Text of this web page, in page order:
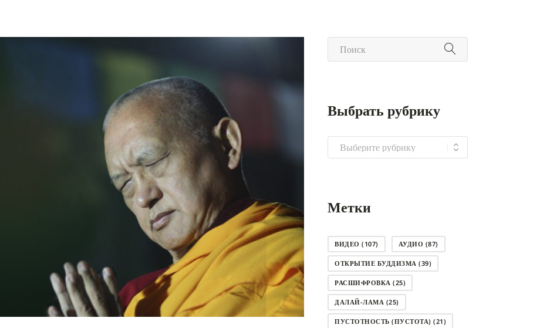
Выбрать рубрику
Выбрать
рубрику
Метки
ВИДЕО (107) АУДИО (87)
ОТКРЫТИЕ БУДДИЗМА (39)
РАСШИФРОВКА (25)
ДАЛАЙ-ЛАМА (25)
ПУСТОТНОСТЬ (ПУСТОТА) (21)